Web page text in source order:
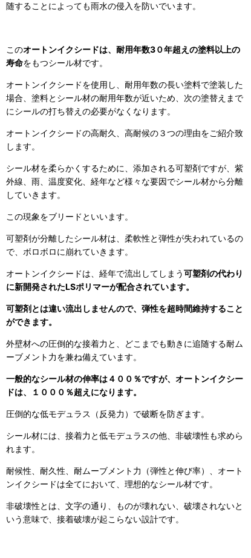
随することによっても雨水の侵入を防いでいます。
このオートンイクシードは、耐用年数3０年超えの塗料以上の
寿命をもつシール材です。
オートンイクシードを使用し、耐用年数の長い塗料で塗装した
場合、塗料とシール材の耐用年数が近いため、次の塗替えまで
にシールの打ち替えの必要がなくなります。
オートンイクシードの高耐久、高耐候の３つの理由をご紹介致
します。
シール材を柔らかくするために、添加される可塑剤ですが、紫
外線、雨、温度変化、経年など様々な要因でシール材から分離
していきます。
この現象をブリードといいます。
可塑剤が分離したシール材は、柔軟性と弾性が失われているの
で、ボロボロに崩れていきます。
オートンイクシードは、経年で流出してしまう可塑剤の代わり
に新開発されたLSポリマーが配合されています。
可塑剤とは違い流出しませんので、弾性を超時間維持すること
ができます。
外壁材への圧倒的な接着力と、どこまでも動きに追随する耐ム
ーブメント力を兼ね備えています。
一般的なシール材の伸率は４００％ですが、オートンイクシー
ドは、１０００％超えになります。
圧倒的な低モデュラス（反発力）で破断を防ぎます。
シール材には、接着力と低モデュラスの他、非破壊性も求めら
れます。
耐候性、耐久性、耐ムーブメント力（弾性と伸び率）、オート
ンイクシードは全てにおいて、理想的なシール材です。
非破壊性とは、文字の通り、ものが壊れない、破壊されないと
いう意味で、接着破壊が起こらない設計です。